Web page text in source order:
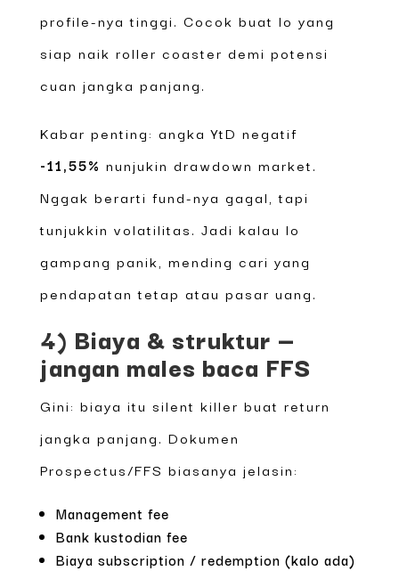
profile-nya tinggi. Cocok buat lo yang
siap naik roller coaster demi potensi
cuan jangka panjang.
Kabar penting: angka YtD negatif
-11,55% nunjukin drawdown market.
Nggak berarti fund-nya gagal, tapi
tunjukkin volatilitas. Jadi kalau lo
gampang panik, mending cari yang
pendapatan tetap atau pasar uang.
4) Biaya & struktur —
jangan males baca FFS
Gini: biaya itu silent killer buat return
jangka panjang. Dokumen
Prospectus/FFS biasanya jelasin:
Management fee
Bank kustodian fee
Biaya subscription / redemption (kalo ada)